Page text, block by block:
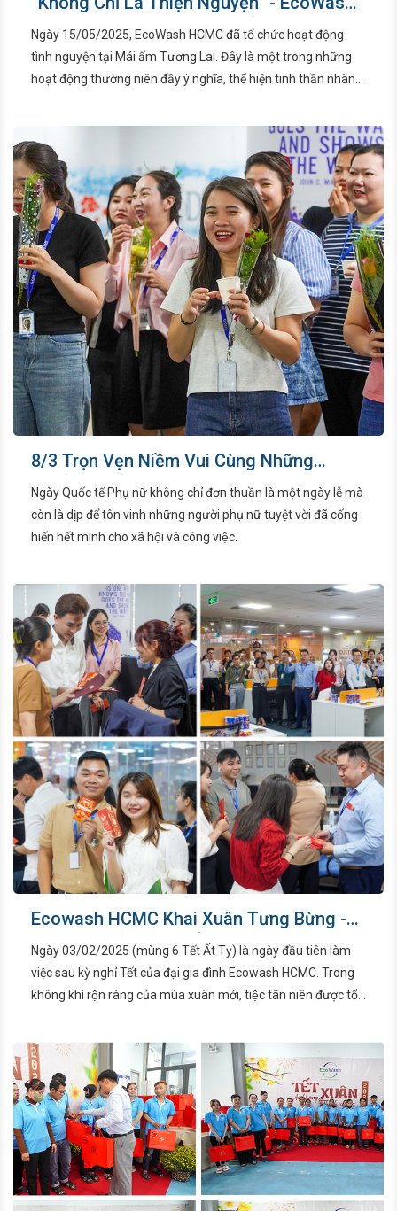
HCMC Và Hành Trình Lan Tỏa Hạnh Phúc
Ngày 15/05/2025, EcoWash HCMC đã tổ chức hoạt động
tình nguyện tại Mái ấm Tương Lai. Đây là một trong những
hoạt động thường niên đầy ý nghĩa, thể hiện tinh thần nhân
gìn, lan tỏa.
8/3 Trọn Vẹn Niềm Vui Cùng Những
Khoảnh Khắc Đáng Nhớ
Ngày Quốc tế Phụ nữ không chỉ đơn thuần là một ngày lễ mà
còn là dịp để tôn vinh những người phụ nữ tuyệt vời đã cống
hiến hết mình cho xã hội và công việc.
Ecowash HCMC Khai Xuân Tưng Bừng -
Năng Lượng Bùng Nổ
Ngày 03/02/2025 (mùng 6 Tết Ất Tỵ) là ngày đầu tiên làm
việc sau kỳ nghỉ Tết của đại gia đình Ecowash HCMC. Trong
không khí rộn ràng của mùa xuân mới, tiệc tân niên được tổ
đẹp và khơi dậy năng lượng tích cực cho một năm đầy hứa
hẹn.